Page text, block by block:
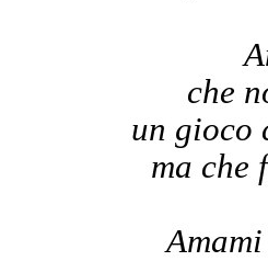
che
un gioco
ma che